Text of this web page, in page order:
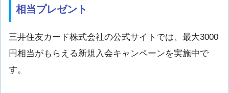
相当プレゼント
三井住友カード株式会社の公式サイトでは、最大3000
円相当がもらえる新規入会キャンペーンを実施中で
す。